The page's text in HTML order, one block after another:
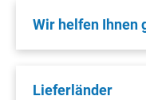
Wir helfen Ihnen
Lieferländer